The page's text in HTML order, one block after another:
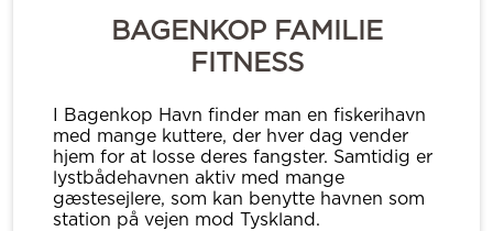
BAGENKOP FAMILIE
FITNESS
I Bagenkop Havn finder man en fiskerihavn
med mange kuttere, der hver dag vender
hjem for at losse deres fangster. Samtidig er
lystbådehavnen aktiv med mange
gæstesejlere, som kan benytte havnen som
station på vejen mod Tyskland.